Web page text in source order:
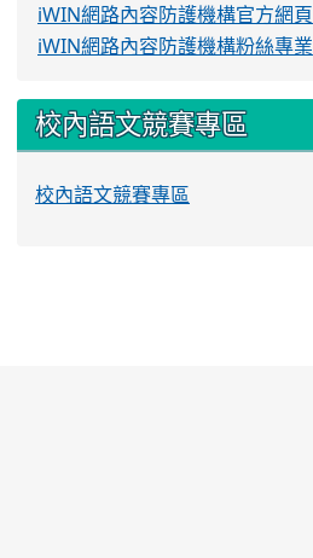
iWIN網路內容防護機構官方網頁
iWIN網路內容防護機構粉絲專業
校內語文競賽專區
校內語文競賽專區